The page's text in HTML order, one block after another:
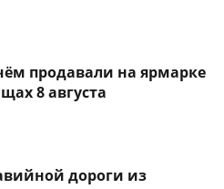
продавали на ярмарке
8 августа
дороги из